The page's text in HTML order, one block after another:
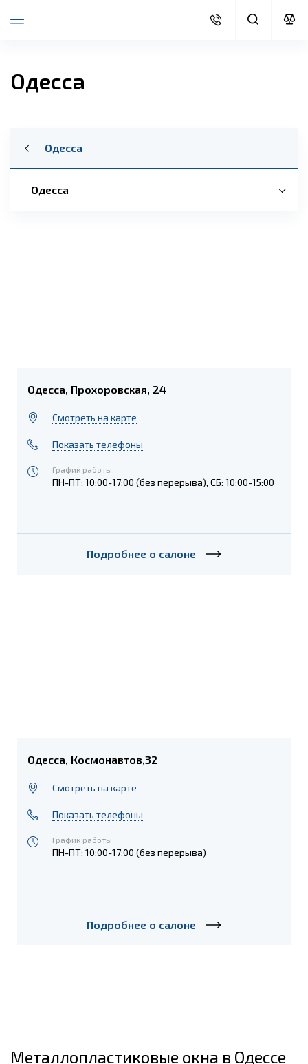
Одесса
Одесса
Одесса
Одесса, Прохоровская, 24
Cмотреть на карте
Показать телефоны
График работы:
ПН-ПТ: 10:00-17:00 (без перерыва), СБ: 10:00-15:00
Подробнее о салоне
Одесса, Космонавтов,32
Cмотреть на карте
Показать телефоны
График работы:
ПН-ПТ: 10:00-17:00 (без перерыва)
Подробнее о салоне
Металлопластиковые окна в Одессе